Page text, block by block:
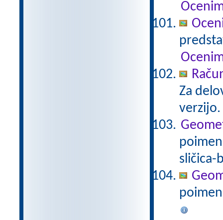
Za
sličica-